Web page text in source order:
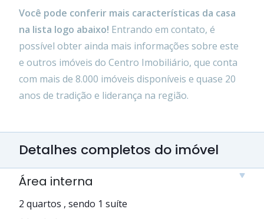
Você pode conferir mais características da casa
na lista logo abaixo! Entrando em contato, é
possível obter ainda mais informações sobre este
e outros imóveis do Centro Imobiliário, que conta
com mais de 8.000 imóveis disponíveis e quase 20
anos de tradição e liderança na região.
Detalhes completos do imóvel
Área interna
2 quartos , sendo 1 suíte